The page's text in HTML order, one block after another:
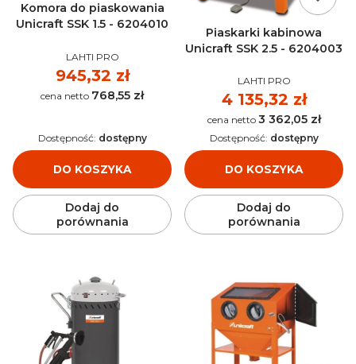
Komora do piaskowania
Unicraft SSK 1.5 - 6204010
PRODUCENT
LAHTI PRO
Cena
945,32 zł
Cena 768,55 zł
DO KOSZYKA
Dostępność: dostępny
Dodaj do
porównania
Piaskarki kabinowa
Unicraft SSK 2.5 - 6204003
PRODUCENT
LAHTI PRO
Cena
4 135,32 zł
Cena 3 362,05 zł
DO KOSZYKA
Dostępność: dostępny
Dodaj do
porównania